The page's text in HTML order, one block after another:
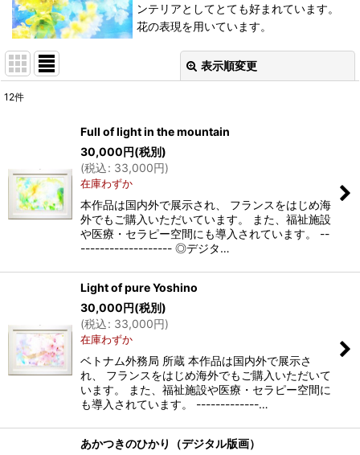
ンテリアとしてとても好まれています。
花の表現を用いています。
表示順変更
絞り込む
12件
Full of light in the mountain
30,000円(税別)
(税込: 33,000円)
在庫わずか
本作品は国内外で展示され、 フランスをはじめ海
外でもご購入いただいています。 また、福祉施設
や医療・セラピー空間にも導入されています。 --
------------------- ◎デジタ…
Light of pure Yoshino
30,000円(税別)
(税込: 33,000円)
在庫わずか
ベトナム外務局 所蔵 本作品は国内外で展示さ
れ、 フランスをはじめ海外でもご購入いただいて
います。 また、福祉施設や医療・セラピー空間に
も導入されています。 -------------…
あかつきのひかり（デジタル版画）